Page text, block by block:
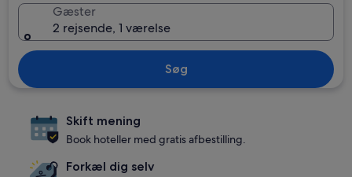
Gæster
2 rejsende, 1 værelse
Søg
Skift mening
Book hoteller med gratis afbestilling.
Forkæl dig selv